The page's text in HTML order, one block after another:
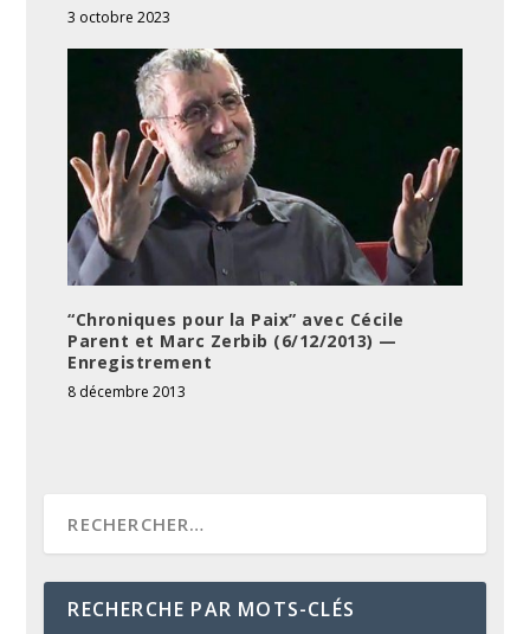
3 octobre 2023
“Chroniques pour la Paix” avec Cécile
Parent et Marc Zerbib (6/12/2013) —
Enregistrement
8 décembre 2013
RECHERCHE PAR MOTS-CLÉS